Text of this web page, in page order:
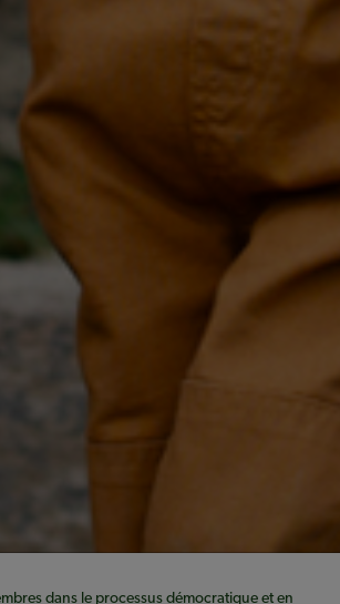
dans le processus démocratique et en